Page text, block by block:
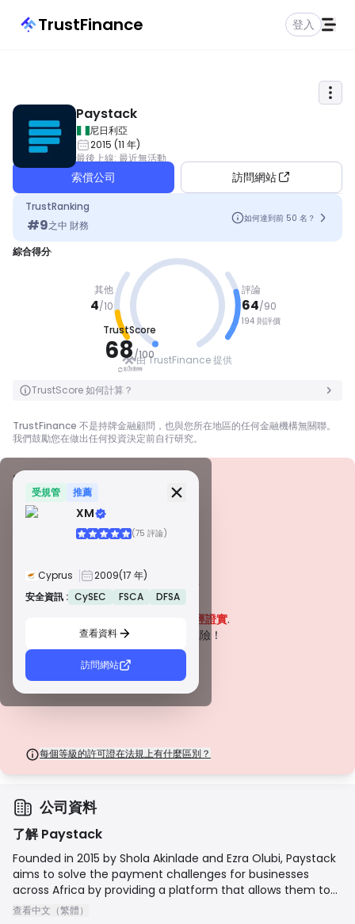
TrustFinance 登入
Paystack
尼日利亞
2015 (11 年)
最後上線: 最近無活動
索償公司 訪問網站
TrustRanking
#9之中 財務
如何達到前 50 名？
綜合得分
其他
4/10
TrustScore
68/100
點按翻轉
良好
點按翻轉
評論
64/90
194 則評價
由 TrustFinance 提供
TrustScore 如何計算？
TrustFinance 不是持牌金融顧問，也與您所在地區的任何金融機構無關聯。
我們鼓勵您在做出任何投資決定前自行研究。
受規管 推薦
XM
(75 評論)
Cyprus 2009(17 年)
安全資訊 : CySEC FSCA DFSA
查看資料
訪問網站
安全資訊
警告
未經證實.
請注意潛在風險！
每個等級的許可證在法規上有什麼區別？
由全球知名監管機構頒發，這些許可證透過嚴格的合規性、資金隔離、保險和
由受尊敬的區域監管機構授予，這些許可證提供強大的安全措施，例如資金隔
離、財務報告和補償計劃。雖然沒有等級 1 那麼嚴格，但它們提供可靠的區域
由新興市場的監管機構頒發，這些許可證提供基本保護，例如最低資本要求和
AML 政策。監管較不嚴格，因此交易者應謹慎行事並驗證安全措施。
來自監管最少的司法管轄區，這些許可證通常缺乏關鍵保護，例如資金隔離和
保險。雖然它們對營運彈性很有吸引力，但它們對交易者構成較高的風險。
公司資料
了解 Paystack
Founded in 2015 by Shola Akinlade and Ezra Olubi, Paystack
aims to solve the payment challenges for businesses
across Africa by providing a platform that allows them to
accept payments from customers via credit card, debit
查看中文（繁體）